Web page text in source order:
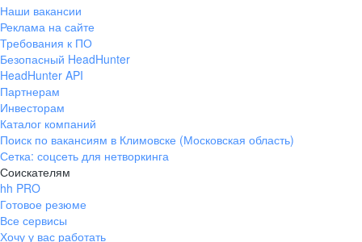
Наши вакансии
Реклама на сайте
Требования к ПО
Безопасный HeadHunter
HeadHunter API
Партнерам
Инвесторам
Каталог компаний
Поиск по вакансиям в Климовске (Московская область)
Сетка: соцсеть для нетворкинга
Соискателям
hh PRO
Готовое резюме
Все сервисы
Хочу у вас работать